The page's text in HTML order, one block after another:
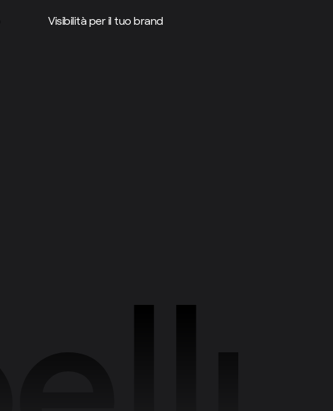
Visibilità per il tuo brand